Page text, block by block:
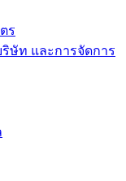
ร
ษัท และการจัดการ